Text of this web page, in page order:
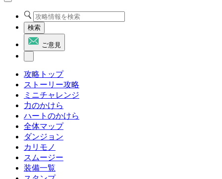
検索
ご意見
攻略トップ
ストーリー攻略
ミニチャレンジ
力のかけら
ハートのかけら
全体マップ
ダンジョン
カリモノ
スムージー
装備一覧